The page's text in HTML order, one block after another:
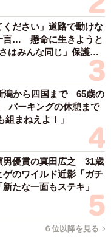
ください」道路で動けな
言… 懸命に生きようと
はみんな同じ」保護団
潟から四国まで 65歳の
パーキングの休憩まで
まねえよ！」
男優賞の真田広之 31歳
のワイルド近影「ガチ
たな一面もステキ」
６位以降を見る